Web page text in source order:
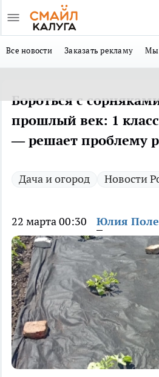
Все новости Заказать рекламу Мы
Бороться с
прошлый век: 1
— решает проблему
Дача и огород Новости
22 марта 00:30 Юлия